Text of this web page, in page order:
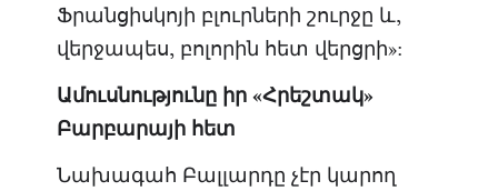
Ֆրանցիսկոյի բլուրների շուրջը և,
վերջապես, բոլորին հետ վերցրի»:
Ամուսնությունը իր «Հրեշտակ»
Բարբարայի հետ
Նախագահ Բալլարդը չէր կարող